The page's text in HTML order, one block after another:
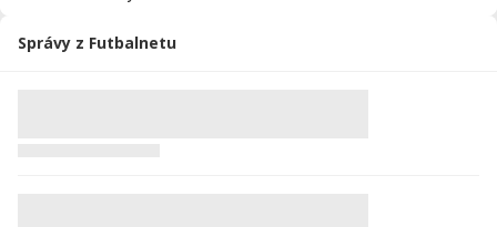
Správy z Futbalnetu